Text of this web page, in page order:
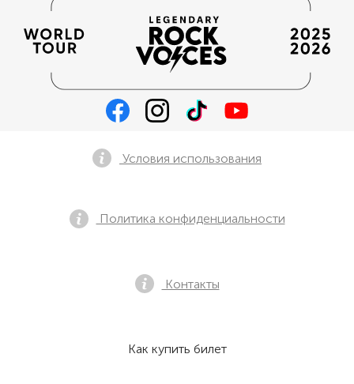
Условия использования
Политика конфиденциальности
Контакты
Как купить билет